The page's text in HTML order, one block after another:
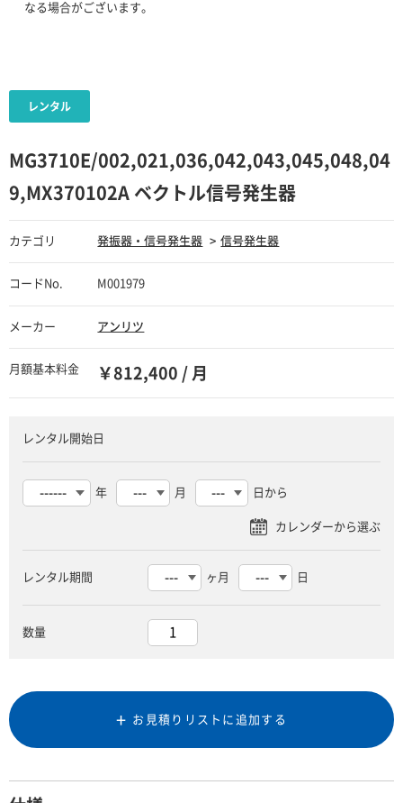
なる場合がございます。
MG3710E/002,021,036,042,043,045,048,04
9,MX370102A ベクトル信号発生器
カテゴリ 発振器・信号発生器 信号発生器
コードNo. M001979
メーカー アンリツ
月額基本料金 ￥812,400 / 月
レンタル開始日
年 月 日から
レンタル期間 ヶ月 日
数量
お見積りリストに追加する